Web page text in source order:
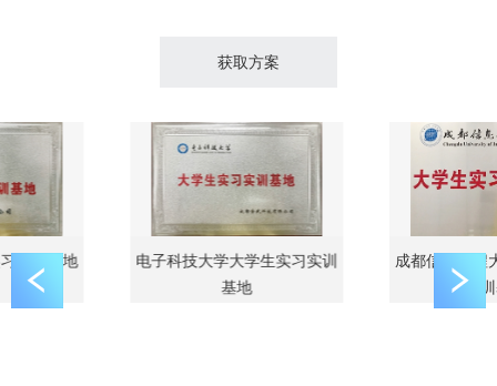
获取方案
电子科技大学大学生实习实训
成都信息工程大学大学生实